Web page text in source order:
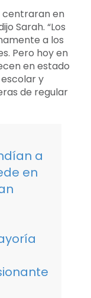
centraran en
Sarah. “Los
a los
Pero hoy en
en estado
y
de regular
a
en